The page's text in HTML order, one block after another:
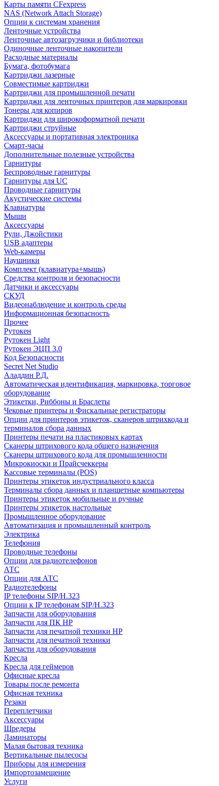
Карты памяти CFexpress
NAS (Network Attach Storage)
Опции к системам хранения
Ленточные устройства
Ленточные автозагрузчики и библиотеки
Одиночные ленточные накопители
Расходные материалы
Бумага, фотобумага
Картриджи лазерные
Совместимые картриджи
Картриджи для промышленной печати
Картриджи для ленточных принтеров для маркировки
Тонеры для копиров
Картриджи для широкоформатной печати
Картриджи струйные
Аксессуары и портативная электроника
Смарт-часы
Дополнительные полезные устройства
Гарнитуры
Беспроводные гарнитуры
Гарнитуры для UC
Проводные гарнитуры
Акустические системы
Клавиатуры
Мыши
Аксессуары
Рули, Джойстики
USB адаптеры
Web-камеры
Наушники
Комплект (клавиатура+мышь)
Средства контроля и безопасности
Датчики и аксессуары
СКУД
Видеонаблюдение и контроль среды
Информационная безопасность
Прочее
Рутокен
Рутокен Light
Рутокен ЭЦП 3.0
Код Безопасности
Secret Net Studio
Аладдин Р.Д.
Автоматическая идентификация, маркировка, торговое
оборудование
Этикетки, Риббоны и Браслеты
Чековые принтеры и Фискальные регистраторы
Опции для принтеров этикеток, сканеров штрихкода и
терминалов сбора данных
Принтеры печати на пластиковых картах
Сканеры штрихового кода общего назначения
Сканеры штрихового кода для промышленности
Микрокиоски и Прайсчеккеры
Кассовые терминалы (POS)
Принтеры этикеток индустриального класса
Терминалы сбора данных и планшетные компьютеры
Принтеры этикеток мобильные и ручные
Принтеры этикеток настольные
Промышленное оборудование
Автоматизация и промышленный контроль
Электрика
Телефония
Проводные телефоны
Опции для радиотелефонов
АТС
Опции для АТС
Радиотелефоны
IP телефоны SIP/H.323
Опции к IP телефонам SIP/H.323
Запчасти для оборудования
Запчасти для ПК HP
Запчасти для печатной техники HP
Запчасти для печатной техники
Запчасти для оборудования
Кресла
Кресла для геймеров
Офисные кресла
Товары после ремонта
Офисная техника
Резаки
Переплетчики
Аксессуары
Шредеры
Ламинаторы
Малая бытовая техника
Вертикальные пылесосы
Приборы для измерения
Импортозамещение
Услуги